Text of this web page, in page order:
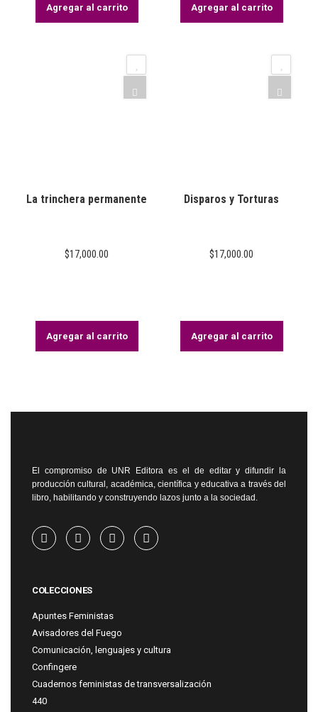
Agregar al carrito Agregar al carrito
La trinchera permanente
$17,000.00
Agregar al carrito
Disparos y Torturas
$17,000.00
Agregar al carrito
El compromiso de UNR Editora es el de editar y difundir la
producción cultural, académica, científica y educativa a través del
libro, habilitando y construyendo lazos junto a la sociedad.
COLECCIONES
Apuntes Feministas
Avisadores del Fuego
Comunicación, lenguajes y cultura
Confingere
Cuadernos feministas de transversalización
440